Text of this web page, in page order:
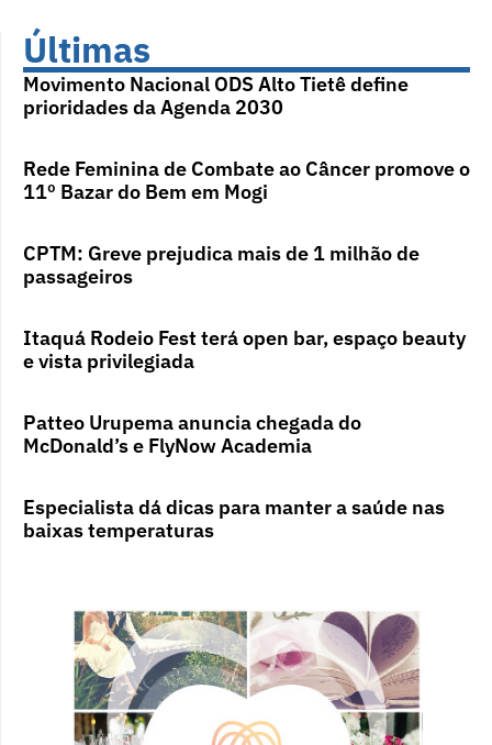
Últimas
Movimento Nacional ODS Alto Tietê define
prioridades da Agenda 2030
Rede Feminina de Combate ao Câncer promove o
11º Bazar do Bem em Mogi
CPTM: Greve prejudica mais de 1 milhão de
passageiros
Itaquá Rodeio Fest terá open bar, espaço beauty
e vista privilegiada
Patteo Urupema anuncia chegada do
McDonald’s e FlyNow Academia
Especialista dá dicas para manter a saúde nas
baixas temperaturas